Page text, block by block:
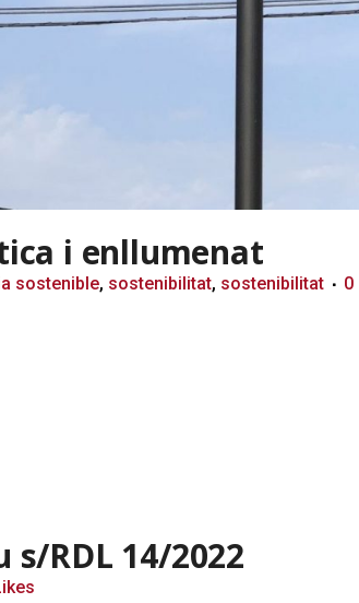
i enllumenat
sostenible, sostenibilitat, sostenibilitat 0
RDL 14/2022